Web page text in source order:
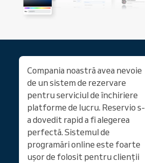
Compania noastră avea nevoie
de un sistem de rezervare
pentru serviciul de închiriere
platforme de lucru. Reservio s-
a dovedit rapid a fi alegerea
perfectă. Sistemul de
programări online este foarte
ușor de folosit pentru clienții